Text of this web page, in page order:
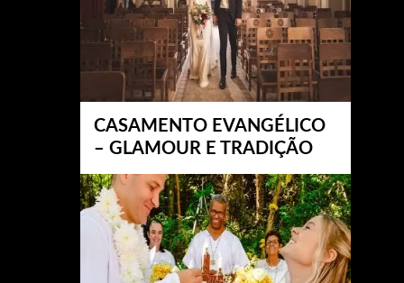
CASAMENTO EVANGÉLICO
– GLAMOUR E TRADIÇÃO